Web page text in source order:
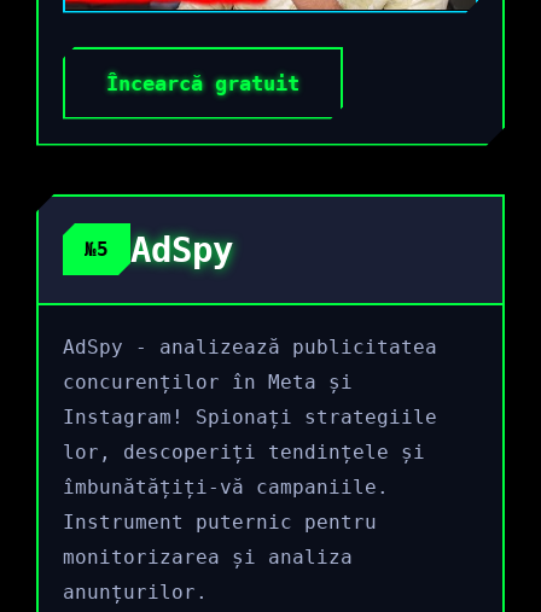
Încearcă gratuit
№5 AdSpy
AdSpy - analizează publicitatea
concurenților în Meta și
Instagram! Spionați strategiile
lor, descoperiți tendințele și
îmbunătățiți-vă campaniile.
Instrument puternic pentru
monitorizarea și analiza
anunțurilor.